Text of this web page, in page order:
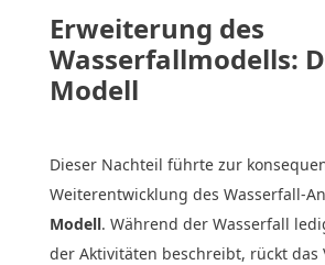
Erweiterung des
Wasserfallmodells:
Modell
Dieser Nachteil führte zur
Weiterentwicklung des Wasserfall-
Modell. Während der Wasserfall
der Aktivitäten beschreibt, rückt das